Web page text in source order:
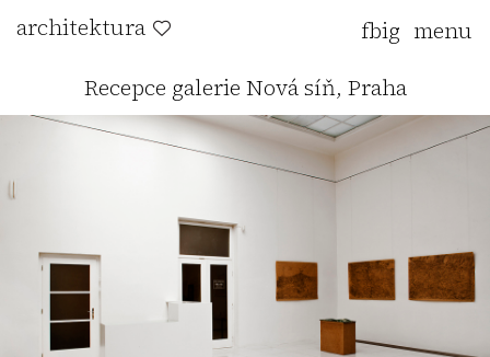
Recepce galerie Nová síň, Praha
fbig
architektura